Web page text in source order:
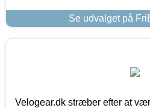
Se udvalget på
Velogear.dk stræber efter at